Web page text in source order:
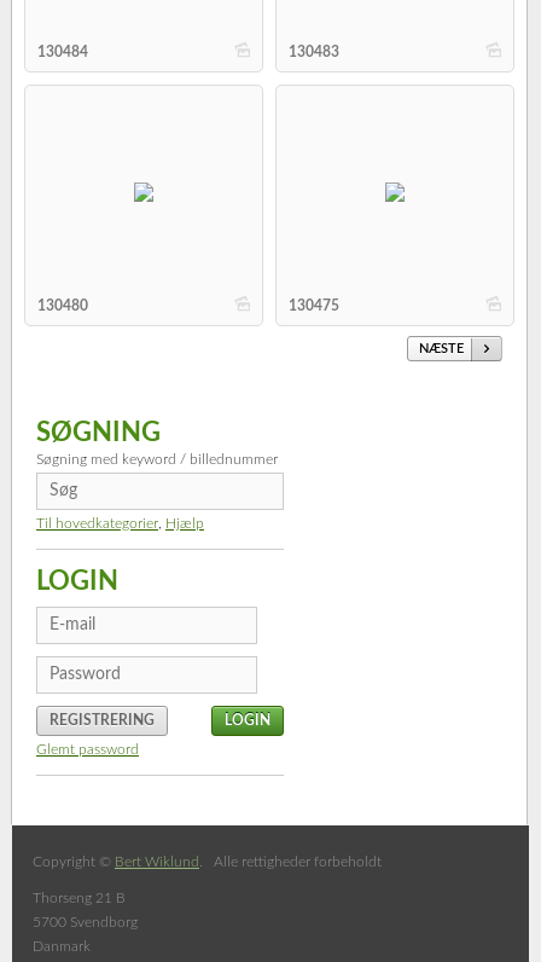
b
130484 b
130483
b
130480 b
130475
NÆSTE
SØGNING
Søgning med keyword / billednummer
Til hovedkategorier Hjælp
LOGIN
REGISTRERING
Glemt password
Copyright © Bert Wiklund . Alle rettigheder forbeholdt
Thorseng 21 B
5700 Svendborg
Danmark